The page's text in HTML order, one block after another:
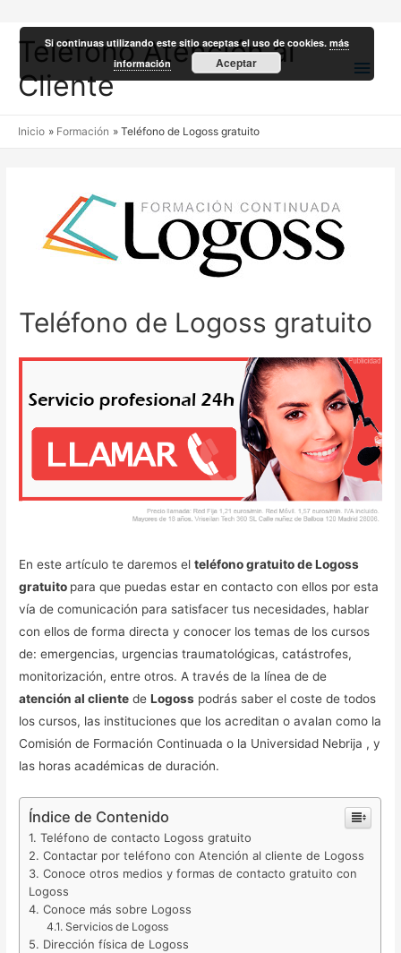
Teléfono Atención al
Cliente
Inicio Formación Teléfono de Logoss gratuito
Teléfono de Logoss gratuito
En este artículo te daremos elteléfono gratuito de Logoss
gratuito para que puedas estar en contacto con ellos por esta
vía de comunicación para satisfacer tus necesidades, hablar
con ellos de forma directa y conocer los temas de los cursos
de: emergencias, urgencias traumatológicas, catástrofes,
monitorización, entre otros. A través de la línea de de
atención al cliente deLogoss podrás saber el coste de todos
los cursos, las instituciones que los acreditan o avalan como la
Comisión de Formación Continuada o la Universidad Nebrija , y
las horas académicas de duración.
Índice de Contenido
Teléfono de contacto Logoss gratuito
Contactar por teléfono con Atención al cliente de Logoss
Conoce otros medios y formas de contacto gratuito con
Logoss
Conoce más sobre Logoss
Servicios de Logoss
Dirección física de Logoss
Si continuas utilizando este sitio aceptas el uso de cookies.más
información
Aceptar